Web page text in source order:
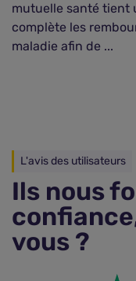
mutuelle santé tient
complète les
maladie afin de ...
L'avis des utilisateurs
Ils nous
vous ?